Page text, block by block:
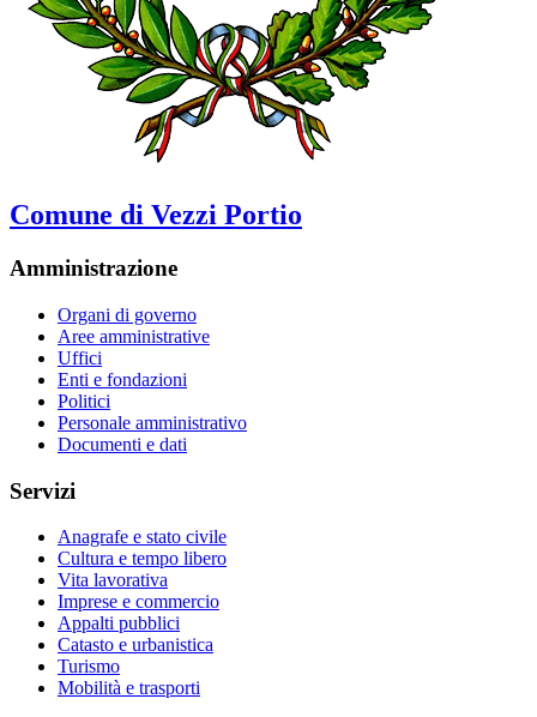
Comune di Vezzi Portio
Amministrazione
Organi di governo
Aree amministrative
Uffici
Enti e fondazioni
Politici
Personale amministrativo
Documenti e dati
Servizi
Anagrafe e stato civile
Cultura e tempo libero
Vita lavorativa
Imprese e commercio
Appalti pubblici
Catasto e urbanistica
Turismo
Mobilità e trasporti